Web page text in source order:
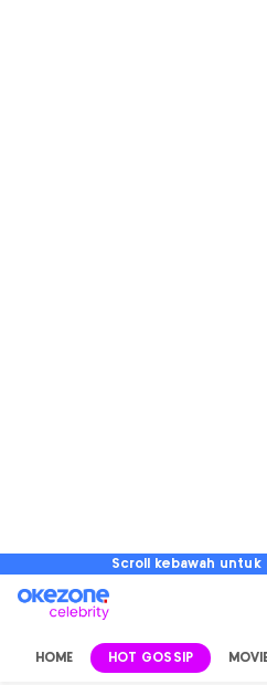
Scroll kebawah untuk
HOME HOT GOSSIP